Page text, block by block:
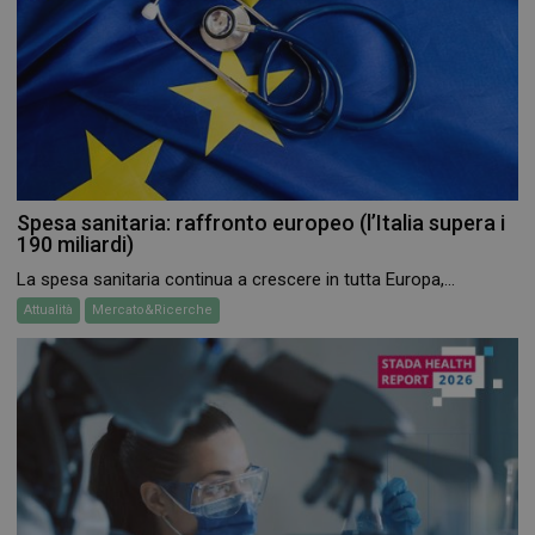
Spesa sanitaria: raffronto europeo (l’Italia supera i
190 miliardi)
La spesa sanitaria continua a crescere in tutta Europa,...
Attualità Mercato&Ricerche
.farmamese.it
1 anno 1
mese